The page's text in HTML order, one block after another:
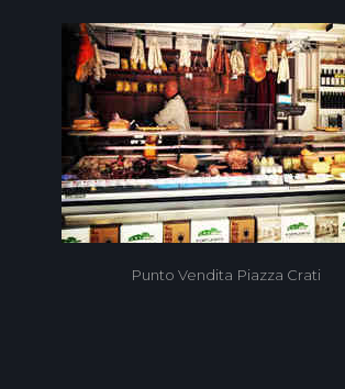
Punto Vendita Piazza Crati